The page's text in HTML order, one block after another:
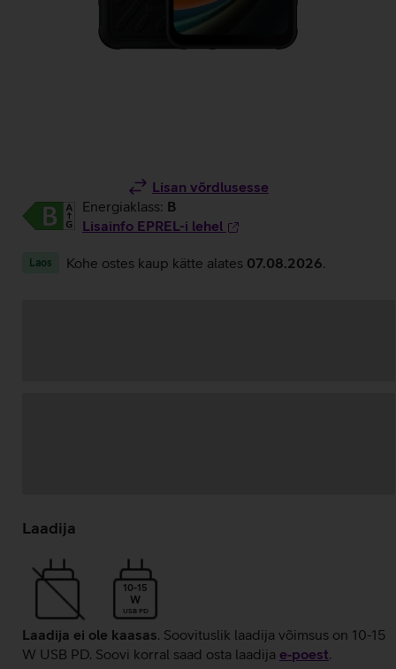
Lisan võrdlusesse
Energiaklass: B
Lisainfo EPREL-i lehel
Laos Kohe ostes kaup kätte alates 07.08.2026
laadimine
Laadija
10-15
W
USB PD
Laadija ei ole kaasas. Soovituslik laadija võimsus on 10-15
W USB PD. Soovi korral saad osta laadija e‑poest.